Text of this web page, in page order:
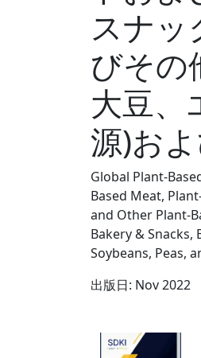
スナッ
びその
大豆、
源)お
Global Plant-
Based Meat,
and Other Plant-
Bakery &
Soybeans, Peas,
出版日: Nov 2022